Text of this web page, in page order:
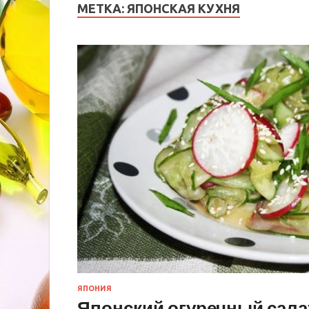
МЕТКА: ЯПОНСКАЯ КУХНЯ
ЯПОНИЯ